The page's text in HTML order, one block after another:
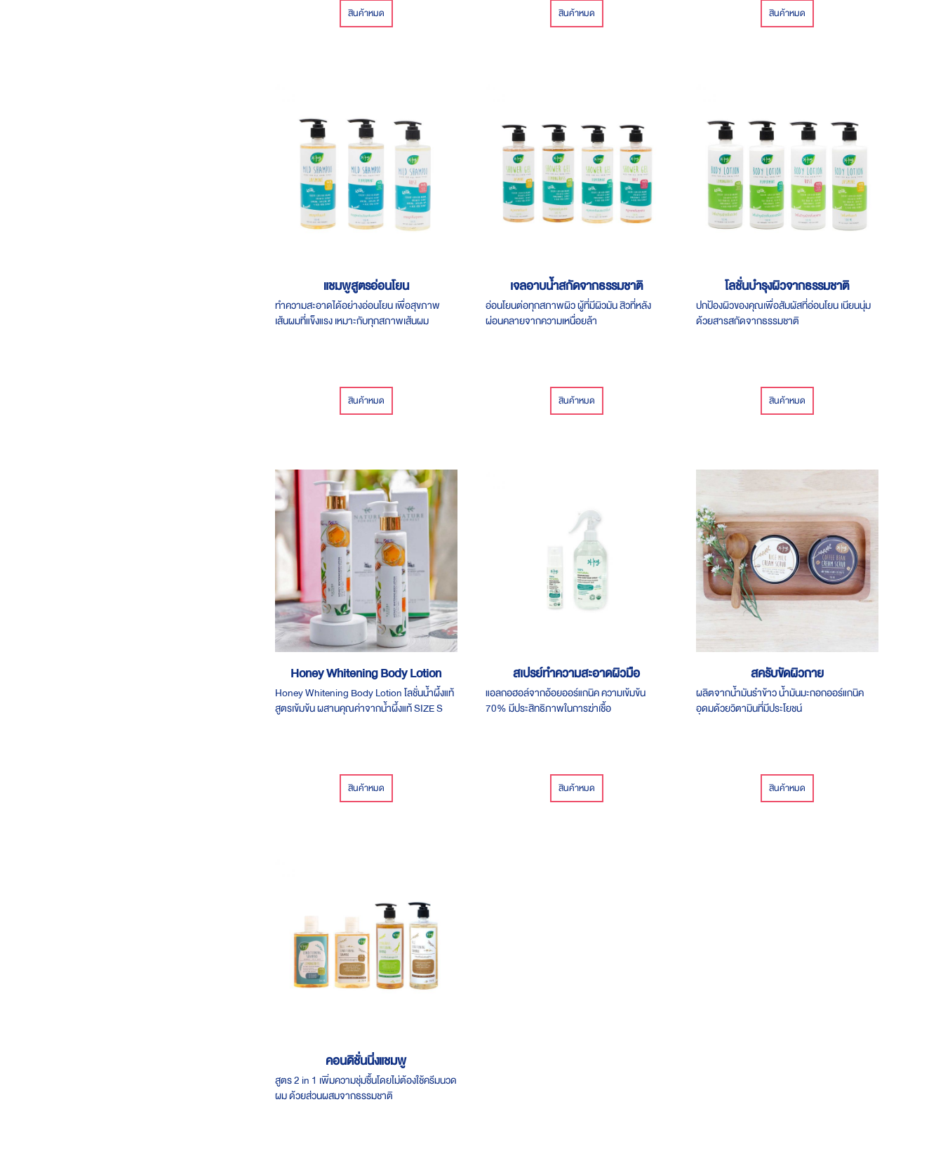
สินค้าหมด สินค้าหมด สินค้าหมด
แชมพูสูตรอ่อนโยน
ทำความสะอาดได้อย่างอ่อนโยน เพื่อสุขภาพ
เส้นผมที่แข็งแรง เหมาะกับทุกสภาพเส้นผม
สินค้าหมด
เจลอาบน้ำสกัดจากธรรมชาติ
อ่อนโยนต่อทุกสภาพผิว ผู้ที่มีผิวมัน สิวที่หลัง
ผ่อนคลายจากความเหนื่อยล้า
สินค้าหมด
โลชั่นบำรุงผิวจากธรรมชาติ
ปกป้องผิวของคุณเพื่อสัมผัสที่อ่อนโยน เนียนนุ่ม
ด้วยสารสกัดจากธรรมชาติ
สินค้าหมด
Honey Whitening Body Lotion
Honey Whitening Body Lotion โลชั่นน้ำผึ้งแท้
สูตรเข้มข้น ผสานคุณค่าจากน้ำผึ้งแท้ SIZE S
สินค้าหมด
สเปรย์ทำความสะอาดผิวมือ
แอลกอฮอล์จากอ้อยออร์แกนิค ความเข้มข้น
70% มีประสิทธิภาพในการฆ่าเชื้อ
สินค้าหมด
สครับขัดผิวกาย
ผลิตจากน้ำมันรำข้าว น้ำมันมะกอกออร์แกนิค
อุดมด้วยวิตามินที่มีประโยชน์
สินค้าหมด
คอนดิชั่นนิ่งแชมพู
สูตร 2 in 1 เพิ่มความชุ่มชื้นโดยไม่ต้องใช้ครีมนวด
ผม ด้วยส่วนผสมจากธรรมชาติ